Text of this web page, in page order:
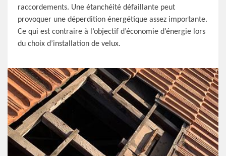
raccordements. Une étanchéité défaillante peut
provoquer une déperdition énergétique assez importante.
Ce qui est contraire à l’objectif d’économie d’énergie lors
du choix d’installation de velux.